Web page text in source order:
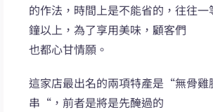
的作法，時間上是不能省的，往往
鐘以上，為了享用美味，顧客們
也都心甘情願。
這家店最出名的兩項特產是“無骨
串“，前者是將是先醃過的